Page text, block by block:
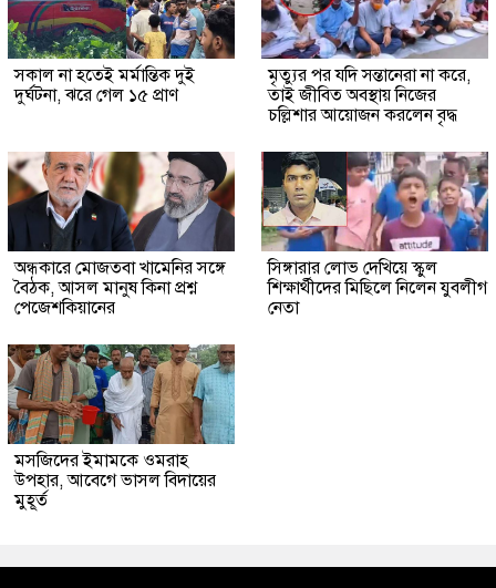
সকাল না হতেই মর্মান্তিক দুই
দুর্ঘটনা, ঝরে গেল ১৫ প্রাণ
মৃত্যুর পর যদি সন্তানেরা না করে,
তাই জীবিত অবস্থায় নিজের
চল্লিশার আয়োজন করলেন বৃদ্ধ
অন্ধকারে মোজতবা খামেনির সঙ্গে
বৈঠক, আসল মানুষ কিনা প্রশ্ন
পেজেশকিয়ানের
সিঙ্গারার লোভ দেখিয়ে স্কুল
শিক্ষার্থীদের মিছিলে নিলেন যুবলীগ
নেতা
মসজিদের ইমামকে ওমরাহ
উপহার, আবেগে ভাসল বিদায়ের
মুহূর্ত